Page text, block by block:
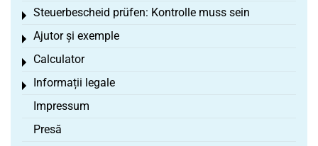
Steuerbescheid prüfen: Kontrolle muss sein
Toggle menu
Ajutor și exemple
Toggle menu
Calculator
Toggle menu
Informații legale
Toggle menu
Impressum
Presă